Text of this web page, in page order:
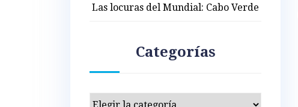
Las locuras del Mundial: Cabo Verde
Categorías
Categorías